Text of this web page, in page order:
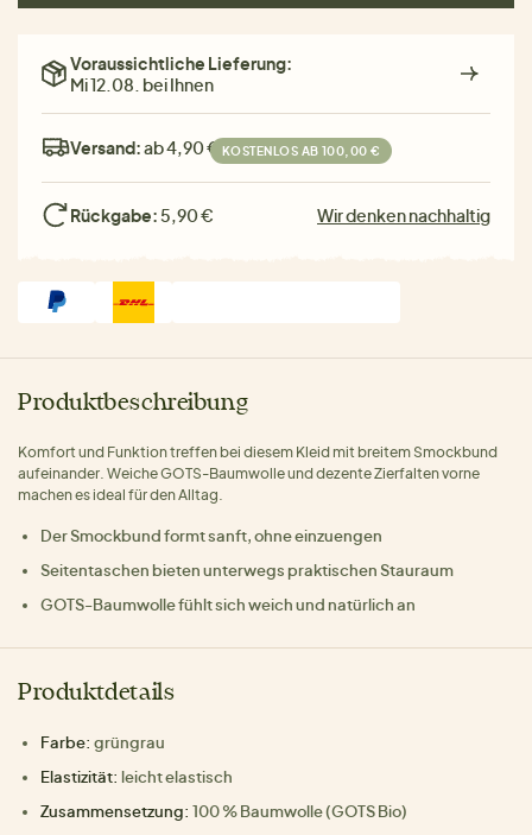
Voraussichtliche Lieferung:
Mi 12.08. bei Ihnen
Versand:ab 4,90 € KOSTENLOS AB 100,00 €
Rückgabe: 5,90 € Wir denken nachhaltig
Produktbeschreibung
Komfort und Funktion treffen bei diesem Kleid mit breitem Smockbund
aufeinander. Weiche GOTS-Baumwolle und dezente Zierfalten vorne
machen es ideal für den Alltag.
Der Smockbund formt sanft, ohne einzuengen
Seitentaschen bieten unterwegs praktischen Stauraum
GOTS-Baumwolle fühlt sich weich und natürlich an
Produktdetails
Farbe: grüngrau
Elastizität: leicht elastisch
Zusammensetzung: 100 % Baumwolle (GOTS Bio)